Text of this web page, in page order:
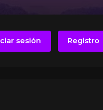
sesión Registro